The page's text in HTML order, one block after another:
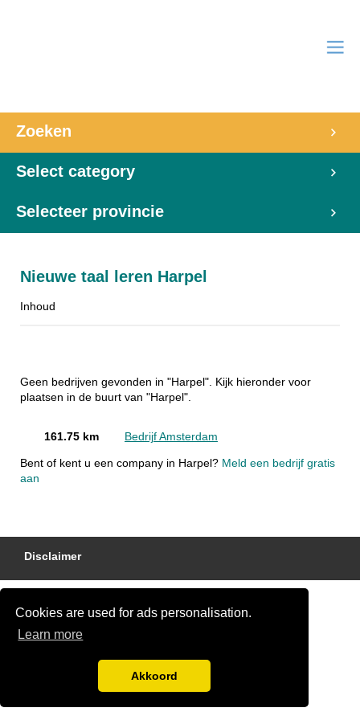
Cookies are used for ads personalisation.
Learn more
Akkoord
Zoeken
Select category
Selecteer provincie
Nieuwe taal leren Harpel
Inhoud
Geen bedrijven gevonden in "Harpel". Kijk hieronder voor
plaatsen in de buurt van "Harpel".
161.75 km Bedrijf Amsterdam
Bent of kent u een company in Harpel? Meld een bedrijf gratis
aan
Disclaimer